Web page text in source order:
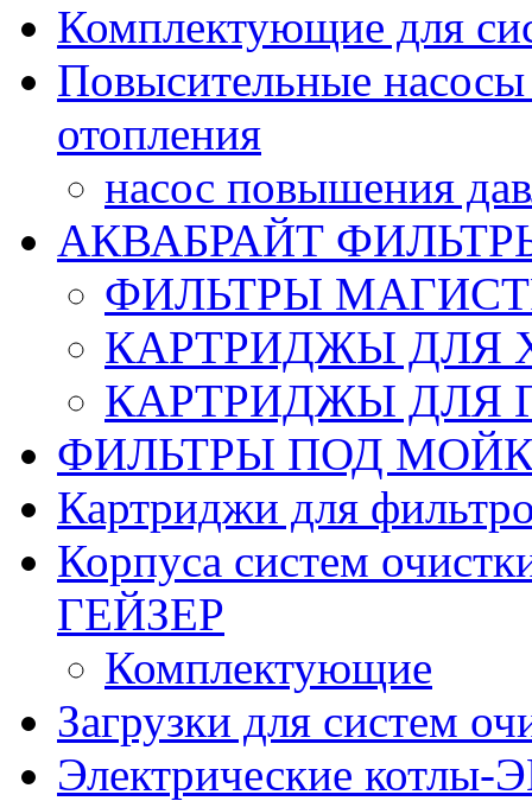
Комплектующие для
Повысительные
отопления
насос повышения
АКВАБРАЙТ
ФИЛЬТРЫ
КАРТРИДЖЫ ДЛЯ
КАРТРИДЖЫ ДЛЯ
ФИЛЬТРЫ ПОД
Картриджи для
Корпуса систем
ГЕЙЗЕР
Комплектующие
Загрузки для систем
Электрические